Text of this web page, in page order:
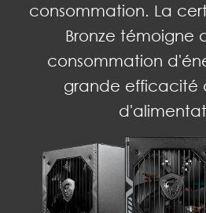
consommation. La
Bronze témoigne
consommation
grande efficacité